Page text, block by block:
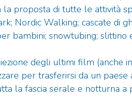
proposta di tutte le attività
Nordic Walking; cascate di
bambini; snowtubing; slittino
degli ultimi film (anche
per trasferirsi da un
la fascia serale e notturna a